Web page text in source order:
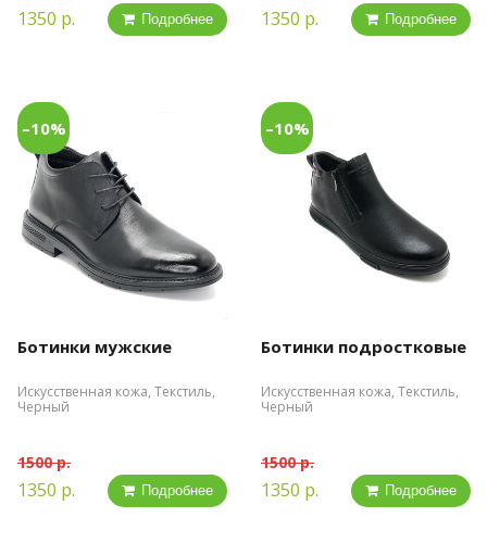
1350 р. Подробнее 1350 р. Подробнее
–10%
Ботинки мужские
Искусственная кожа, Текстиль,
Черный
1500 р.
1350 р. Подробнее
–10%
Ботинки подростковые
Искусственная кожа, Текстиль,
Черный
1500 р.
1350 р. Подробнее